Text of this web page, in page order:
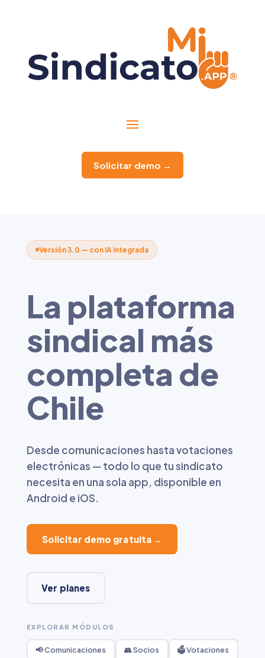
Solicitar demo →
Versión 3.0 — con IA integrada
La plataforma
sindical más
completa de
Chile
Desde comunicaciones hasta votaciones
electrónicas — todo lo que tu sindicato
necesita en una sola app, disponible en
Android e iOS.
Solicitar demo gratuita →
Ver planes
EXPLORAR MÓDULOS
📢 Comunicaciones 👥 Socios 🗳️ Votaciones